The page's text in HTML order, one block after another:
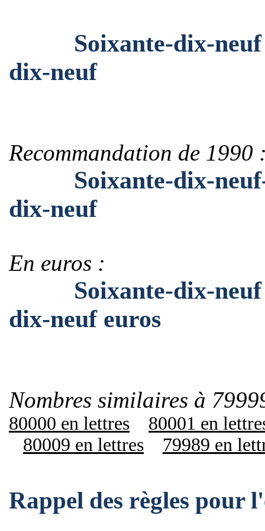
Soixante-dix-neuf
dix-neuf
Recommandation de 1990
Soixante-dix-neuf-
dix-neuf
En euros :
Soixante-dix-neuf
dix-neuf euros
Nombres similaires à
80000 en lettres
80001 en
80009 en lettres
79989 en
Rappel des règles pour